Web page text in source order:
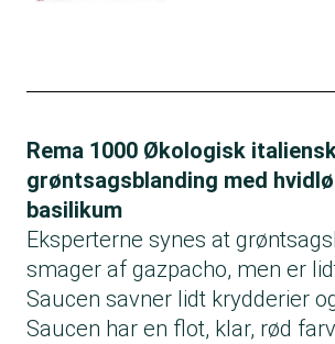
Rema 1000 Økologisk
grøntsagsblanding med
basilikum
Eksperterne synes at
smager af gazpacho, men er
Saucen savner lidt krydderier
Saucen har en flot, klar, rød